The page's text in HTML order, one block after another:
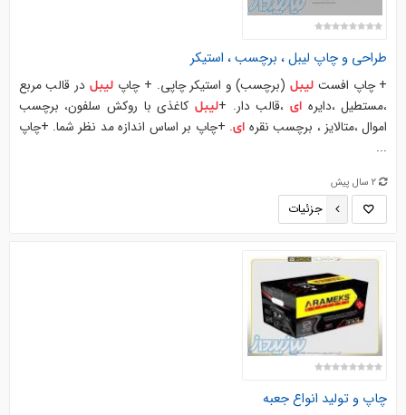
طراحی و چاپ لیبل، برچسب ، استیکر
+ چاپ افستلیبل (برچسب) و استیکر چاپی. + چاپ لیبلدر قالب مربع
،مستطیل ،دایره ای،قالب دار. +لیبل کاغذی با روکش سلفون، برچسب
اموال ،متالایز ، برچسب نقره ای. +چاپ بر اساس اندازه مد نظر شما. +چاپ
...
2 سال پیش
جزئیات
چاپ و تولید انواع جعبه